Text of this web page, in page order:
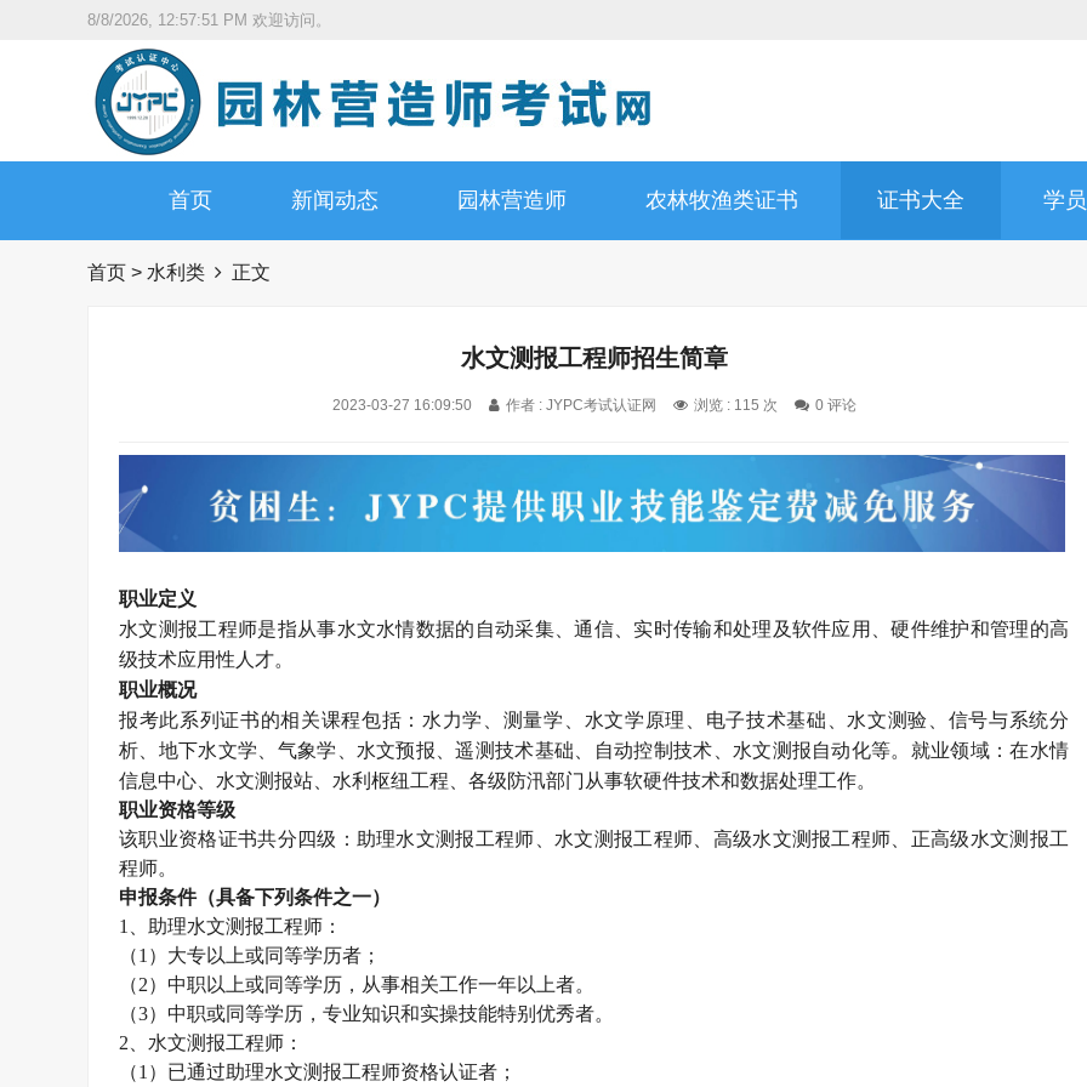
8/8/2026, 12:57:53 PM 欢迎访问。
首页 新闻动态 园林营造师 农林牧渔类证书 证书大全 学
首页 > 水利类 正文
水文测报工程师招生简章
2023-03-27 16:09:50 作者 : JYPC考试认证网 浏览 : 115 次 0 评论
职业定义
水文测报工程师是指从事水文水情数据的自动采集、通信、实时传输和处理及软件应用、硬件维护和管理的高
级技术应用性人才。
职业概况
报考此系列证书的相关课程包括：水力学、测量学、水文学原理、电子技术基础、水文测验、信号与系统分
析、地下水文学、气象学、水文预报、遥测技术基础、自动控制技术、水文测报自动化等。就业领域：在水情
信息中心、水文测报站、水利枢纽工程、各级防汛部门从事软硬件技术和数据处理工作。
职业资格等级
该职业资格证书共分四级：助理水文测报工程师、水文测报工程师、高级水文测报工程师、正高级水文测报工
程师。
申报条件（具备下列条件之一）
1
、助理水文测报工程师：
（1 ）大专以上或同等学历者；
（2）中职以上或同等学历，从事相关工作一年以上者。
（3）中职或同等学历，专业知识和实操技能特别优秀者。
2 、水文测报工程师：
（1 ）已通过助理水文测报工程师资格认证者；